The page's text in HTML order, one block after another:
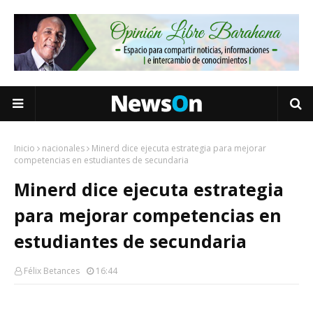
Inicio nacionales
Minerd dice ejecuta estrategia para mejorar
competencias en estudiantes de secundaria
Minerd dice ejecuta estrategia
para mejorar competencias en
estudiantes de secundaria
Félix Betances 16:44